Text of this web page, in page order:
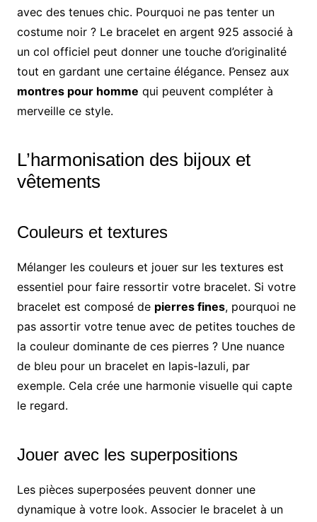
avec des tenues chic. Pourquoi ne pas tenter un
costume noir ? Le bracelet en argent 925 associé à
un col officiel peut donner une touche d’originalité
tout en gardant une certaine élégance. Pensez aux
montres pour homme qui peuvent compléter à
merveille ce style.
L’harmonisation des bijoux et
vêtements
Couleurs et textures
Mélanger les couleurs et jouer sur les textures est
essentiel pour faire ressortir votre bracelet. Si votre
bracelet est composé de pierres fines, pourquoi ne
pas assortir votre tenue avec de petites touches de
la couleur dominante de ces pierres ? Une nuance
de bleu pour un bracelet en lapis-lazuli, par
exemple. Cela crée une harmonie visuelle qui capte
le regard.
Jouer avec les superpositions
Les pièces superposées peuvent donner une
dynamique à votre look. Associer le bracelet à un